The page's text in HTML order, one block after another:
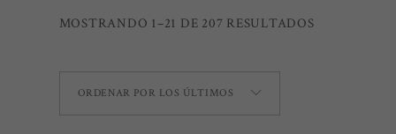
MOSTRANDO 1–21 DE 207 RESULTADOSORDENADO
ORDENAR POR LOS ÚLTIMOS